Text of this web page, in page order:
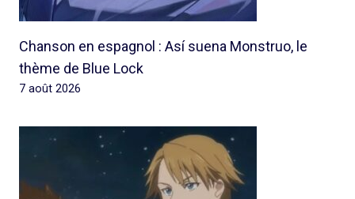
Chanson en espagnol : Así suena Monstruo, le
thème de Blue Lock
7 août 2026